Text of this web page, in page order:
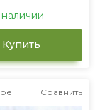
Купить
Сравнить